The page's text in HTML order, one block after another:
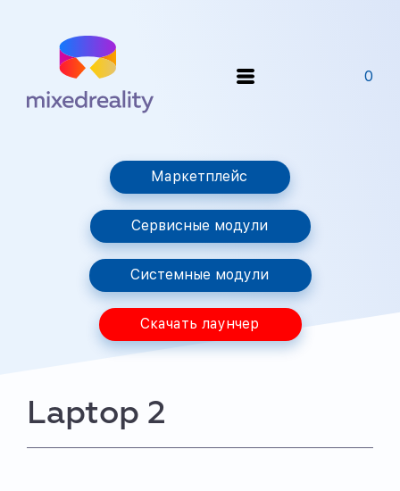
0
Маркетплейс
Сервисные модули
Системные модули
Скачать лаунчер
Laptop 2